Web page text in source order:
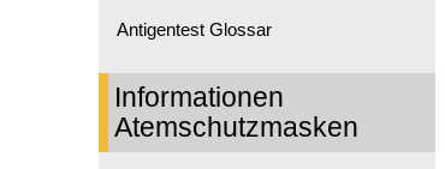
Antigentest Glossar
Informationen
Atemschutzmasken